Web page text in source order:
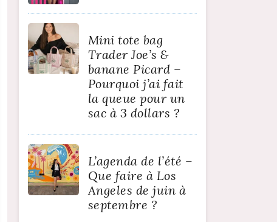
Mini tote bag
Trader Joe’s &
banane Picard –
Pourquoi j’ai fait
la queue pour un
sac à 3 dollars ?
L’agenda de l’été –
Que faire à Los
Angeles de juin à
septembre ?